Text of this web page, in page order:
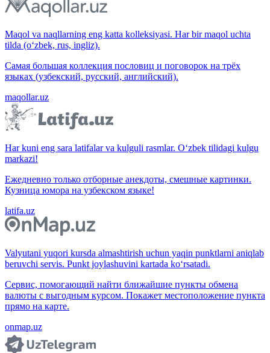
Maqol va naqllarning eng katta kolleksiyasi. Har bir maqol uchta
tilda (o‘zbek, rus, ingliz).
Самая большая коллекция пословиц и поговорок на трёх
языках (узбекский, русский, английский).
maqollar.uz
Har kuni eng sara latifalar va kulguli rasmlar. O‘zbek tilidagi kulgu
markazi!
Ежедневно только отборные анекдоты, смешные картинки.
Кузница юмора на узбекском языке!
latifa.uz
Valyutani yuqori kursda almashtirish uchun yaqin punktlarni aniqlab
beruvchi servis. Punkt joylashuvini kartada ko‘rsatadi.
Сервис, помогающий найти ближайшие пункты обмена
валюты с выгодным курсом. Покажет местоположение пункта
прямо на карте.
onmap.uz